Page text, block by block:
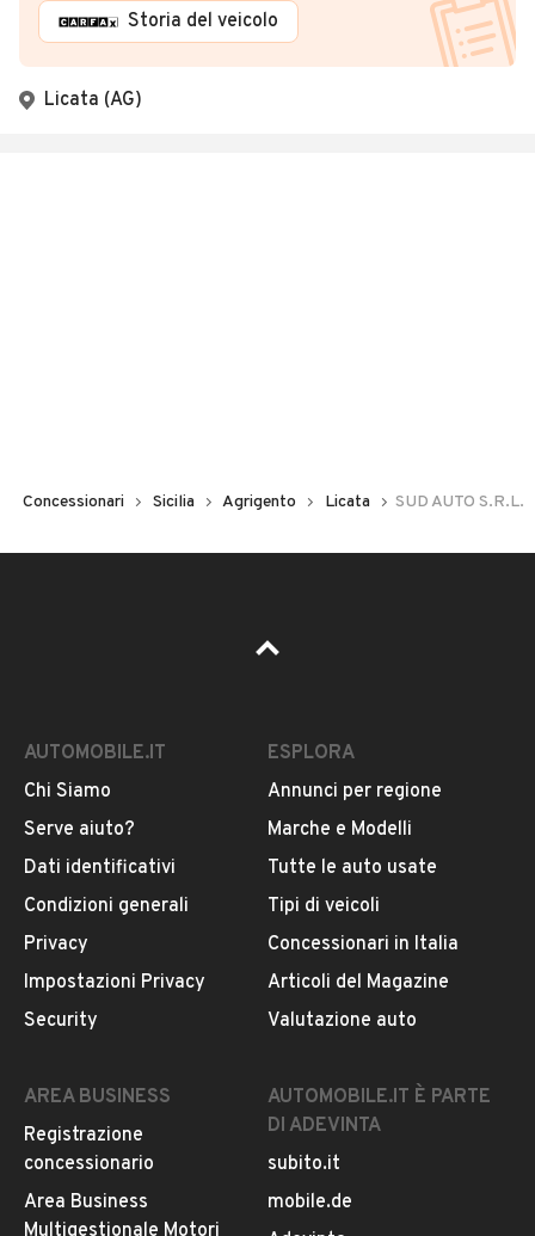
Storia del veicolo
Licata (AG)
Concessionari Sicilia Agrigento Licata SUD AUTO S.R.L.
AUTOMOBILE.IT
Chi Siamo
Serve aiuto?
Dati identificativi
Condizioni generali
Privacy
Impostazioni Privacy
Security
ESPLORA
Annunci per regione
Marche e Modelli
Tutte le auto usate
Tipi di veicoli
Concessionari in Italia
Articoli del Magazine
Valutazione auto
AREA BUSINESS
Registrazione
concessionario
Area Business
AUTOMOBILE.IT È PARTE
DI ADEVINTA
subito.it
mobile.de